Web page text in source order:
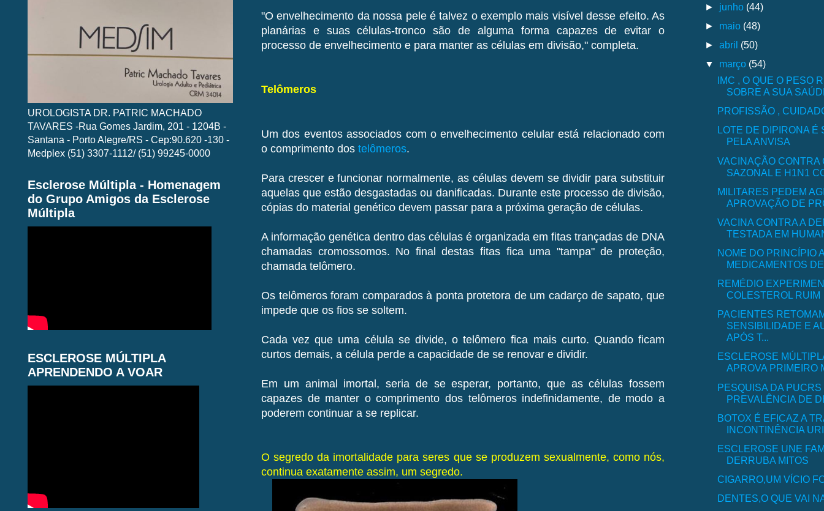
"O envelhecimento da nossa pele é talvez o exemplo mais visível desse efeito. As
planárias e suas células-tronco são de alguma forma capazes de evitar o
processo de envelhecimento e para manter as células em divisão," completa.
Telômeros
Um dos eventos associados com o envelhecimento celular está relacionado com
o comprimento dos telômeros.
Para crescer e funcionar normalmente, as células devem se dividir para substituir
aquelas que estão desgastadas ou danificadas. Durante este processo de divisão,
cópias do material genético devem passar para a próxima geração de células.
A informação genética dentro das células é organizada em fitas trançadas de DNA
chamadas cromossomos. No final destas fitas fica uma "tampa" de proteção,
chamada telômero.
Os telômeros foram comparados à ponta protetora de um cadarço de sapato, que
impede que os fios se soltem.
Cada vez que uma célula se divide, o telômero fica mais curto. Quando ficam
curtos demais, a célula perde a capacidade de se renovar e dividir.
Em um animal imortal, seria de se esperar, portanto, que as células fossem
capazes de manter o comprimento dos telômeros indefinidamente, de modo a
poderem continuar a se replicar.
O segredo da imortalidade para seres que se produzem sexualmente, como nós,
continua exatamente assim, um segredo.
UROLOGISTA DR. PATRIC MACHADO
TAVARES -Rua Gomes Jardim, 201 - 1204B -
Santana - Porto Alegre/RS - Cep:90.620 -130 -
Medplex (51) 3307-1112/ (51) 99245-0000
Esclerose Múltipla - Homenagem
do Grupo Amigos da Esclerose
Múltipla
ESCLEROSE MÚLTIPLA
APRENDENDO A VOAR
► junho (44)
► maio (48)
►abril (50)
▼ março (54)
IMC , O QUE O PESO
SOBRE A SUA
PROFISSÃO ,
LOTE DE DIPIRONA É
PELA ANVISA
VACINAÇÃO CONTRA
SAZONAL E H1N1
MILITARES PEDEM
APROVAÇÃO DE
VACINA CONTRA A
TESTADA EM
NOME DO PRINCÍPIO
MEDICAMENTOS
REMÉDIO
COLESTEROL RUIM
PACIENTES
SENSIBILIDADE E
APÓS T...
ESCLEROSE
APROVA PRIMEIRO
PESQUISA DA
PREVALÊNCIA DE
BOTOX É EFICAZ A
INCONTINÊNCIA
ESCLEROSE UNE
DERRUBA MITOS
CIGARRO,UM VÍCIO
DENTES,O QUE VAI